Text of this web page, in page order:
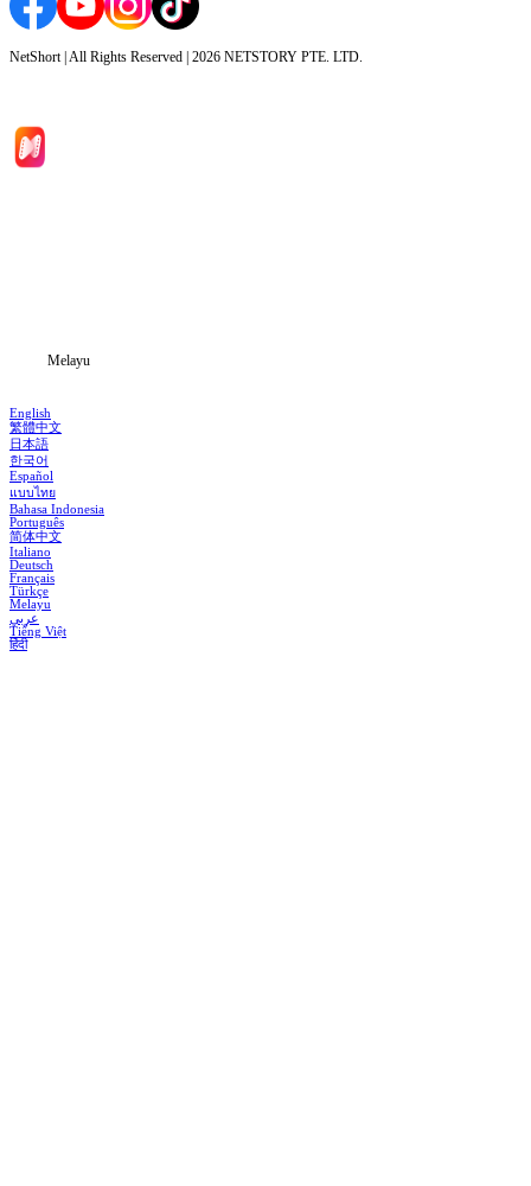
NetShort | All Rights Reserved | 2026 NETSTORY PTE. LTD.
Melayu
English
繁體中文
日本語
한국어
Español
แบบไทย
Bahasa Indonesia
Português
简体中文
Italiano
Deutsch
Français
Türkçe
Melayu
عربي
Tiếng Việt
हिंदी